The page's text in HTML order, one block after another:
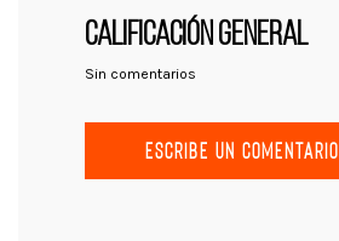
CALIFICACIÓN GENERAL
Sin comentarios
ESCRIBE UN COMENTARIO